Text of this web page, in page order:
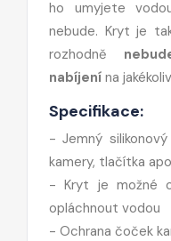
ho umyjete
nebude. Kryt je
rozhodně
nabíjení na
Specifikace:
- Jemný
kamery, tlačítka
- Kryt je možné
opláchnout vodou
- Ochrana čoček